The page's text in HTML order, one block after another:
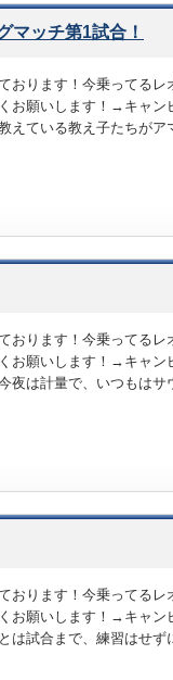
マッチ第1試合！
おります！今乗ってる
お願いします！→キャ
えている教え子たちが
おります！今乗ってる
お願いします！→キャ
夜は計量で、いつもは
おります！今乗ってる
お願いします！→キャ
は試合まで、練習はせ